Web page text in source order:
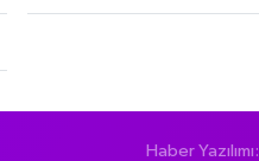
Haber Yazılımı: